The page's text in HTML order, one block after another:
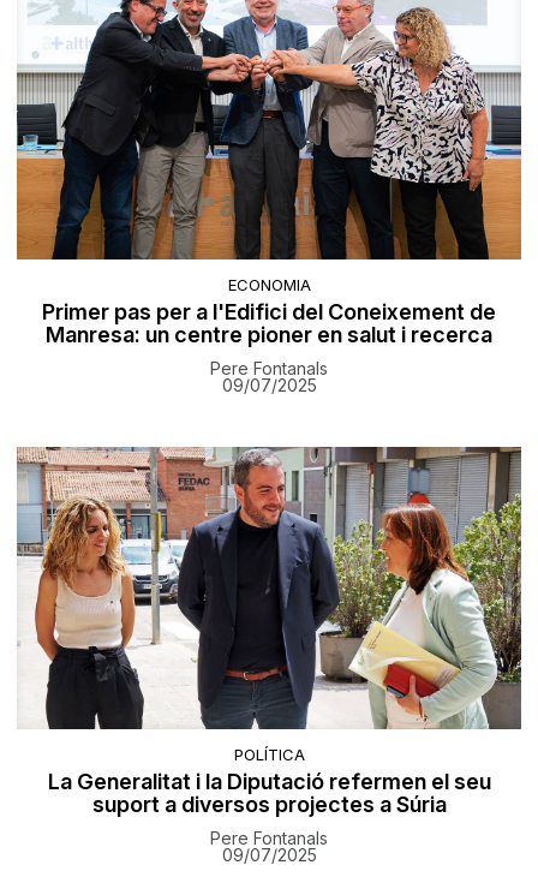
ECONOMIA
Primer pas per a l'Edifici del Coneixement de
Manresa: un centre pioner en salut i recerca
Pere Fontanals
09/07/2025
POLÍTICA
La Generalitat i la Diputació refermen el seu
suport a diversos projectes a Súria
Pere Fontanals
09/07/2025